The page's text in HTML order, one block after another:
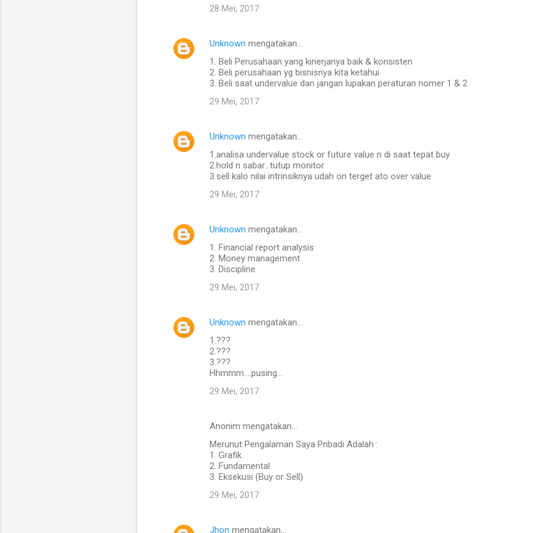
28 Mei, 2017
Unknown mengatakan…
1. Beli Perusahaan yang kinerjanya baik & konsisten
2. Beli perusahaan yg bisnisnya kita ketahui
3. Beli saat undervalue dan jangan lupakan peraturan nomer 1 & 2
29 Mei, 2017
Unknown mengatakan…
1.analisa undervalue stock or future value n di saat tepat buy
2.hold n sabar...tutup monitor
3.sell kalo nilai intrinsiknya udah on terget ato over value.
29 Mei, 2017
Unknown mengatakan…
1. Financial report analysis
2. Money management
3. Discipline
29 Mei, 2017
Unknown mengatakan…
1.???
2.???
3.???
Hhmmm....pusing...
29 Mei, 2017
Anonim mengatakan…
Merunut Pengalaman Saya Pribadi Adalah :
1. Grafik
2. Fundamental
3. Eksekusi (Buy or Sell)
29 Mei, 2017
Jhon mengatakan…